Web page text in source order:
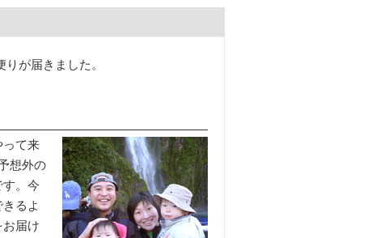
が届きました。
て来
想外の
。今
るよ
届け